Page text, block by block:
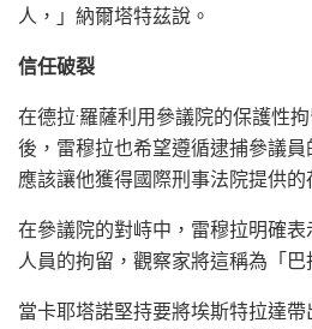
人，」納爾塔特茲說。
信任破裂
在德拉·羅薩利用參議院的保護性
後，雷穆拉也希望遵循逮捕參議
應該讓他獲得國際刑事法院提供的
在參議院的對峙中，雷穆拉明確
人員的拘留，觀察家將這稱為「巴
當卡耶塔諾堅持要將埃斯特拉達